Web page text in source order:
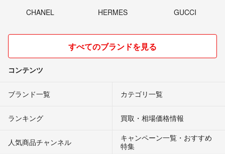
CHANEL HERMES GUCCI
すべてのブランドを見る
コンテンツ
ブランド一覧 カテゴリ一覧
ランキング 買取・相場価格情報
人気商品チャンネル
キャンペーン一覧・おすすめ
特集